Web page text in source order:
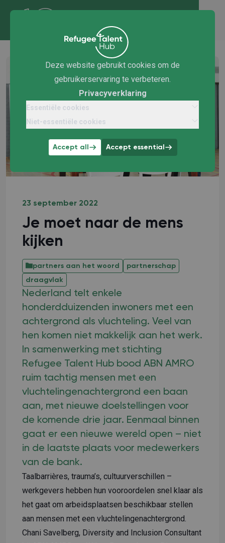
Deze website gebruikt cookies om de
gebruikerservaring te verbeteren.
Privacyverklaring
Essentiële cookies
Niet-essentiële cookies
Accept all Accept essential
23 september 2022
Je moet naar de mens
kijken
partners aan het woord
partnerschap
draagvlak
Nederland telt enkele
honderdduizenden inwoners met een
achtergrond als vluchteling. Veel van
hen komen niet makkelijk aan het werk.
In samenwerking met stichting
Refugee Talent Hub bood ABN AMRO
ruim tachtig mensen met een
vluchtelingenachtergrond een baan
aan, met nieuwe doelstellingen voor
de komende drie jaar. Eenmaal binnen
gaat er een nieuwe wereld open – niet
in de laatste plaats voor medewerkers
van de bank.
Taalbarrières, trauma’s, cultuurverschillen –
werkgevers hebben hun vooroordelen snel klaar als
het gaat om arbeidsplaatsen beschikbaar stellen
aan mensen met een vluchtelingenachtergrond.
Chani Savelberg, Diversity and Inclusion Consultant